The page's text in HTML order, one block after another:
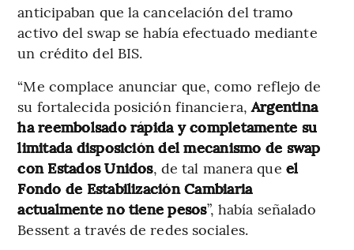
anticipaban que la cancelación del tramo
activo del swap se había efectuado mediante
un crédito del BIS.
“Me complace anunciar que, como reflejo de
su fortalecida posición financiera,Argentina
ha reembolsado rápida y completamente su
limitada disposición del mecanismo de swap
con Estados Unidos, de tal manera que el
Fondo de Estabilización Cambiaria
actualmente no tiene pesos”, había señalado
Bessent a través de redes sociales.